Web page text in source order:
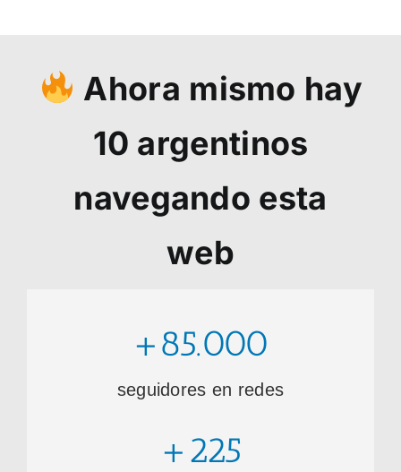
Ahora mismo hay
10 argentinos
navegando esta
web
+85.000
seguidores en redes
+225